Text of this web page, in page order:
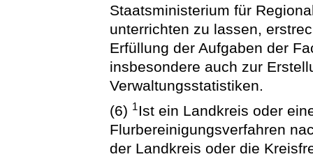
Staatsministerium für
unterrichten zu lassen,
Erfüllung der Aufgaben der
insbesondere auch zur
Verwaltungsstatistiken.
(6) 1 Ist ein Landkreis oder
Flurbereinigungsverfahren
der Landkreis oder die